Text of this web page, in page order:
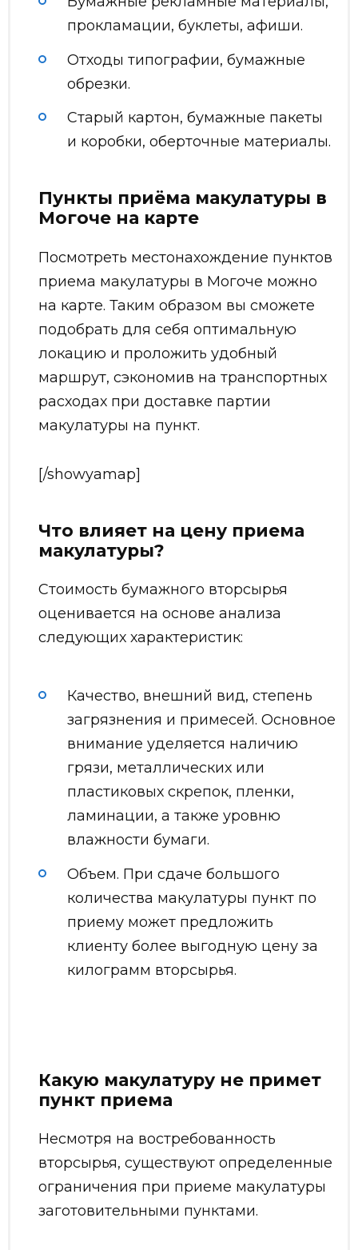
прокламации, буклеты, афиши.
Отходы типографии, бумажные
обрезки.
Старый картон, бумажные пакеты
и коробки, оберточные материалы.
Пункты приёма макулатуры в
Могоче на карте
Посмотреть местонахождение пунктов
приема макулатуры в Могоче можно
на карте. Таким образом вы сможете
подобрать для себя оптимальную
локацию и проложить удобный
маршрут, сэкономив на транспортных
расходах при доставке партии
макулатуры на пункт.
[/showyamap]
Что влияет на цену приема
макулатуры?
Стоимость бумажного вторсырья
оценивается на основе анализа
следующих характеристик:
Качество, внешний вид, степень
загрязнения и примесей. Основное
внимание уделяется наличию
грязи, металлических или
пластиковых скрепок, пленки,
ламинации, а также уровню
влажности бумаги.
Объем. При сдаче большого
количества макулатуры пункт по
приему может предложить
клиенту более выгодную цену за
килограмм вторсырья.
Какую макулатуру не примет
пункт приема
Несмотря на востребованность
вторсырья, существуют определенные
ограничения при приеме макулатуры
заготовительными пунктами.